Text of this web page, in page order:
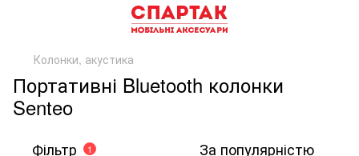
Колонки, акустика
Портативні Bluetooth колонки
Senteo
Фільтр 1 За популярністю